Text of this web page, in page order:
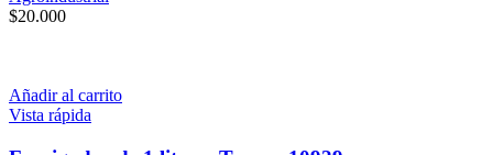
$20.000
Añadir al carrito
Vista rápida